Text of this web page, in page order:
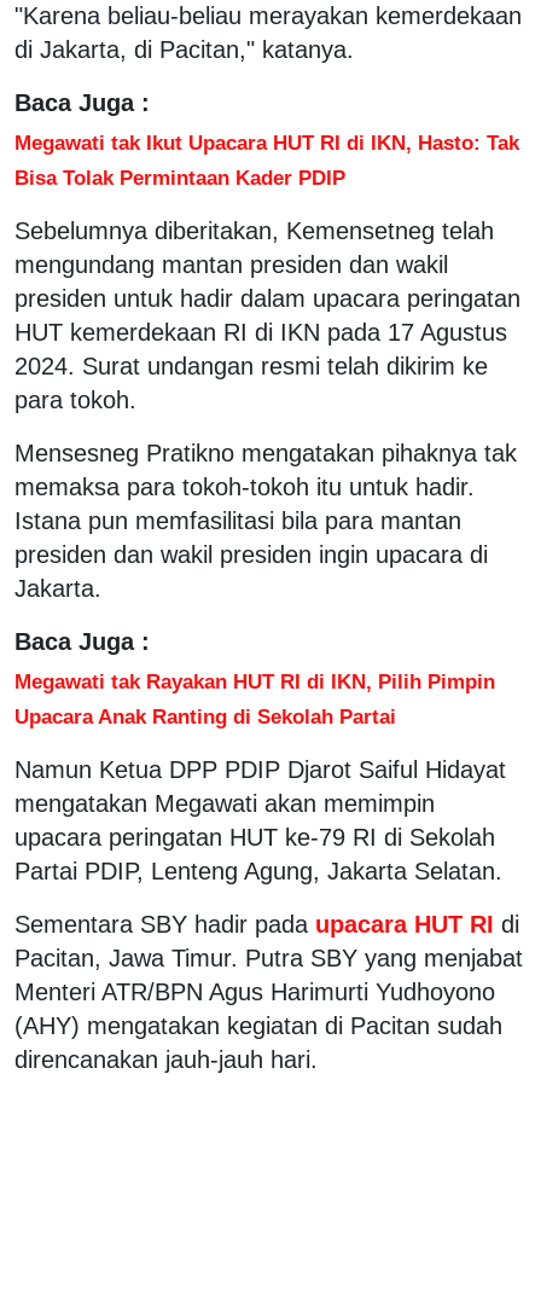
"Karena beliau-beliau merayakan kemerdekaan
di Jakarta, di Pacitan," katanya.
Baca Juga :
Megawati tak Ikut Upacara HUT RI di IKN, Hasto: Tak
Bisa Tolak Permintaan Kader PDIP
Sebelumnya diberitakan, Kemensetneg telah
mengundang mantan presiden dan wakil
presiden untuk hadir dalam upacara peringatan
HUT kemerdekaan RI di IKN pada 17 Agustus
2024. Surat undangan resmi telah dikirim ke
para tokoh.
Mensesneg Pratikno mengatakan pihaknya tak
memaksa para tokoh-tokoh itu untuk hadir.
Istana pun memfasilitasi bila para mantan
presiden dan wakil presiden ingin upacara di
Jakarta.
Baca Juga :
Megawati tak Rayakan HUT RI di IKN, Pilih Pimpin
Upacara Anak Ranting di Sekolah Partai
Namun Ketua DPP PDIP Djarot Saiful Hidayat
mengatakan Megawati akan memimpin
upacara peringatan HUT ke-79 RI di Sekolah
Partai PDIP, Lenteng Agung, Jakarta Selatan.
Sementara SBY hadir pada upacara HUT RI di
Pacitan, Jawa Timur. Putra SBY yang menjabat
Menteri ATR/BPN Agus Harimurti Yudhoyono
(AHY) mengatakan kegiatan di Pacitan sudah
direncanakan jauh-jauh hari.